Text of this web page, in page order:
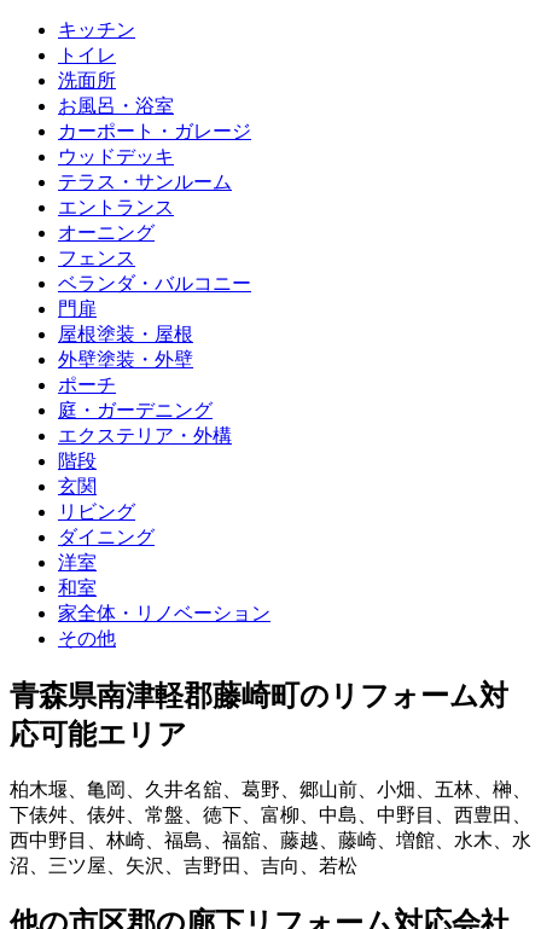
キッチン
トイレ
洗面所
お風呂・浴室
カーポート・ガレージ
ウッドデッキ
テラス・サンルーム
エントランス
オーニング
フェンス
ベランダ・バルコニー
門扉
屋根塗装・屋根
外壁塗装・外壁
ポーチ
庭・ガーデニング
エクステリア・外構
階段
玄関
リビング
ダイニング
洋室
和室
家全体・リノベーション
その他
青森県南津軽郡藤崎町 のリフォーム対
応可能エリア
柏木堰 亀岡 久井名舘 葛野 郷山前 小畑 五林 榊
下俵舛
俵舛 常盤 徳下 富柳 中島 中野目 西豊田
西中野目
林崎 福島 福舘 藤越 藤崎 増館 水木
水
沼
三ツ屋 矢沢 吉野田 吉向 若松